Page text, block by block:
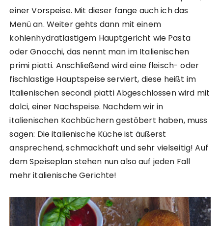
einer Vorspeise. Mit dieser fange auch ich das
Menü an. Weiter gehts dann mit einem
kohlenhydratlastigem Hauptgericht wie Pasta
oder Gnocchi, das nennt man im Italienischen
primi piatti. Anschließend wird eine fleisch- oder
fischlastige Hauptspeise serviert, diese heißt im
Italienischen secondi piatti Abgeschlossen wird mit
dolci, einer Nachspeise. Nachdem wir in
italienischen Kochbüchern gestöbert haben, muss
sagen: Die italienische Küche ist äußerst
ansprechend, schmackhaft und sehr vielseitig! Auf
dem Speiseplan stehen nun also auf jeden Fall
mehr italienische Gerichte!